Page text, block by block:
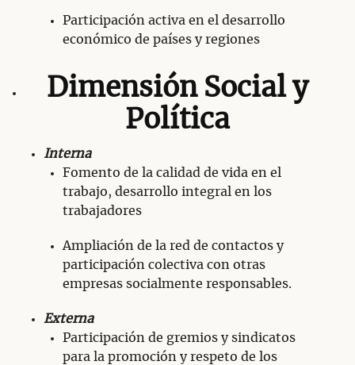
Participación activa en el desarrollo
económico de países y regiones
Dimensión Social y
Política
Interna
Fomento de la calidad de vida en el
trabajo, desarrollo integral en los
trabajadores
Ampliación de la red de contactos y
participación colectiva con otras
empresas socialmente responsables.
Externa
Participación de gremios y sindicatos
para la promoción y respeto de los